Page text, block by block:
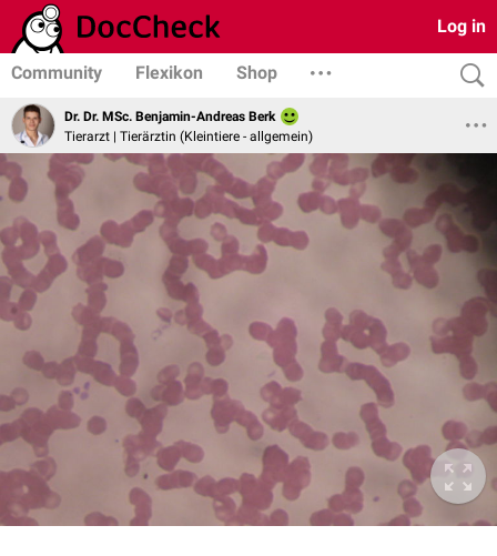
Log in
Community Flexikon Shop
Dr. Dr. MSc. Benjamin-Andreas Berk
Tierarzt | Tierärztin (Kleintiere - allgemein)